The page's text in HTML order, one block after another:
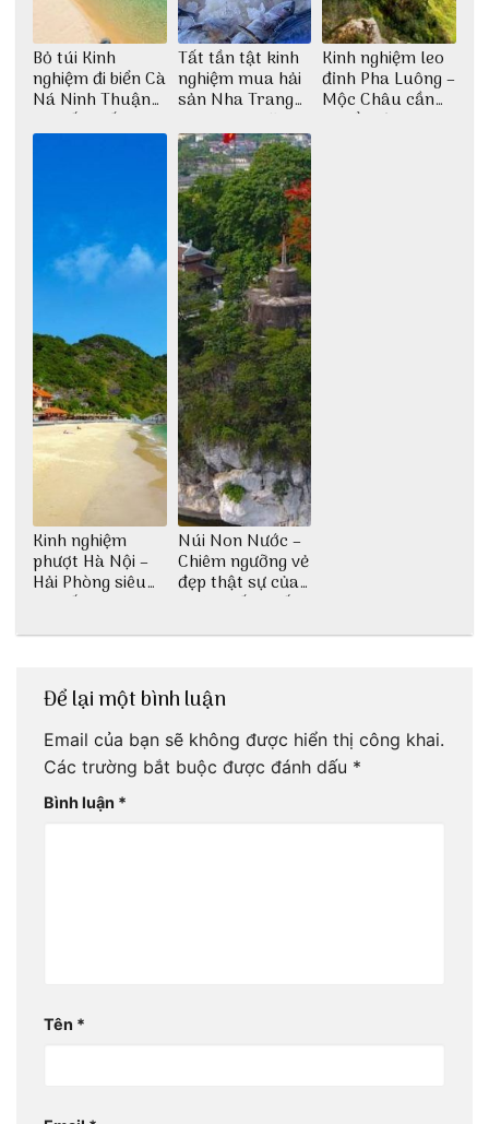
Bỏ túi Kinh
nghiệm đi biển Cà
Ná Ninh Thuận
chi tiết nhất
Tất tần tật kinh
nghiệm mua hải
sản Nha Trang
không lo chặt
chém
Kinh nghiệm leo
đỉnh Pha Luông –
Mộc Châu cần
chuẩn bị những
Kinh nghiệm
phượt Hà Nội –
Hải Phòng siêu
chi tiết dành cho
Núi Non Nước –
Chiêm ngưỡng vẻ
đẹp thật sự của
di tích cấp quốc
Để lại một bình luận
Email của bạn sẽ không được hiển thị công khai.
Các trường bắt buộc được đánh dấu *
Bình luận *
Tên *